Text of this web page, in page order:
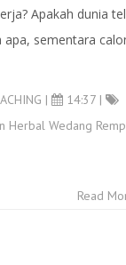
Apakah dunia
apa, sementara
|
14:37 |
Herbal Wedang
Read